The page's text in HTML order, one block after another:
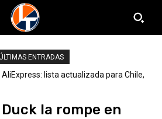
ENTRADAS
lista actualizada para Chile,
Duck la rompe en